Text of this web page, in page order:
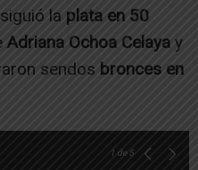
la plata en 50
Adriana Ochoa Celaya y
sendos bronces en
1 de 5